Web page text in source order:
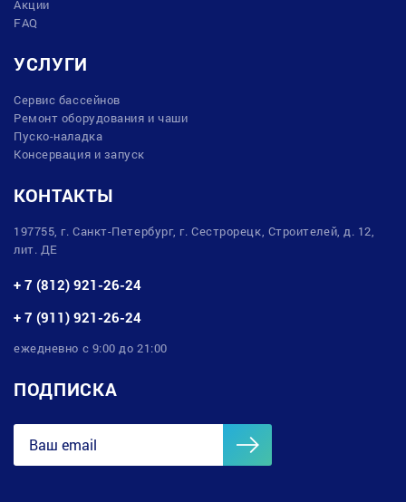
Акции
FAQ
УСЛУГИ
Сервис бассейнов
Ремонт оборудования и чаши
Пуско-наладка
Консервация и запуск
КОНТАКТЫ
197755, г. Санкт-Петербург, г. Сестрорецк, Строителей, д. 12,
лит. ДЕ
+ 7 (812) 921-26-24
+ 7 (911) 921-26-24
ежедневно с 9:00 до 21:00
ПОДПИСКА